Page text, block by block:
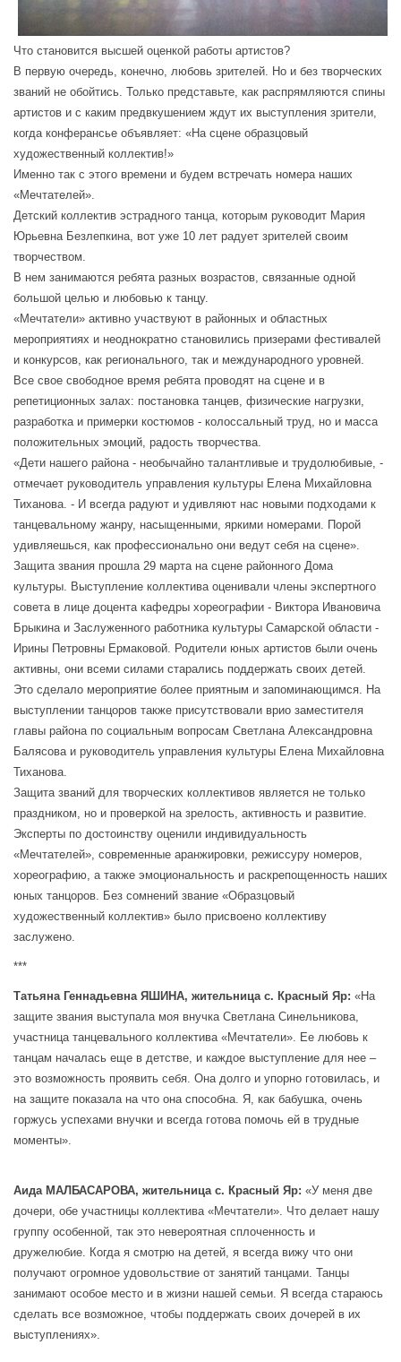
Что становится высшей оценкой работы артистов?
В первую очередь, конечно, любовь зрителей. Но и без творческих
званий не обойтись. Только представьте, как распрямляются спины
артистов и с каким предвкушением ждут их выступления зрители,
когда конферансье объявляет: «На сцене образцовый
художественный коллектив!»
Именно так с этого времени и будем встречать номера наших
«Мечтателей».
Детский коллектив эстрадного танца, которым руководит Мария
Юрьевна Безлепкина, вот уже 10 лет радует зрителей своим
творчеством.
В нем занимаются ребята разных возрастов, связанные одной
большой целью и любовью к танцу.
«Мечтатели» активно участвуют в районных и областных
мероприятиях и неоднократно становились призерами фестивалей
и конкурсов, как регионального, так и международного уровней.
Все свое свободное время ребята проводят на сцене и в
репетиционных залах: постановка танцев, физические нагрузки,
разработка и примерки костюмов - колоссальный труд, но и масса
положительных эмоций, радость творчества.
«Дети нашего района - необычайно талантливые и трудолюбивые, -
отмечает руководитель управления культуры Елена Михайловна
Тиханова. - И всегда радуют и удивляют нас новыми подходами к
танцевальному жанру, насыщенными, яркими номерами. Порой
удивляешься, как профессионально они ведут себя на сцене».
Защита звания прошла 29 марта на сцене районного Дома
культуры. Выступление коллектива оценивали члены экспертного
совета в лице доцента кафедры хореографии - Виктора Ивановича
Брыкина и Заслуженного работника культуры Самарской области -
Ирины Петровны Ермаковой. Родители юных артистов были очень
активны, они всеми силами старались поддержать своих детей.
Это сделало мероприятие более приятным и запоминающимся. На
выступлении танцоров также присутствовали врио заместителя
главы района по социальным вопросам Светлана Александровна
Балясова и руководитель управления культуры Елена Михайловна
Тиханова.
Защита званий для творческих коллективов является не только
праздником, но и проверкой на зрелость, активность и развитие.
Эксперты по достоинству оценили индивидуальность
«Мечтателей», современные аранжировки, режиссуру номеров,
хореографию, а также эмоциональность и раскрепощенность наших
юных танцоров. Без сомнений звание «Образцовый
художественный коллектив» было присвоено коллективу
заслужено.
***
Татьяна Геннадьевна ЯШИНА, жительница с. Красный Яр: «На
защите звания выступала моя внучка Светлана Синельникова,
участница танцевального коллектива «Мечтатели». Ее любовь к
танцам началась еще в детстве, и каждое выступление для нее –
это возможность проявить себя. Она долго и упорно готовилась, и
на защите показала на что она способна. Я, как бабушка, очень
горжусь успехами внучки и всегда готова помочь ей в трудные
моменты».
Аида МАЛБАСАРОВА, жительница с. Красный Яр: «У меня две
дочери, обе участницы коллектива «Мечтатели». Что делает нашу
группу особенной, так это невероятная сплоченность и
дружелюбие. Когда я смотрю на детей, я всегда вижу что они
получают огромное удовольствие от занятий танцами. Танцы
занимают особое место и в жизни нашей семьи. Я всегда стараюсь
сделать все возможное, чтобы поддержать своих дочерей в их
выступлениях».